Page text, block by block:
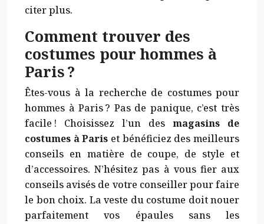
citer plus.
Comment trouver des
costumes pour hommes à
Paris ?
Êtes-vous à la recherche de costumes pour
hommes à Paris ? Pas de panique, c’est très
facile ! Choisissez l’un des magasins de
costumes à Paris et bénéficiez des meilleurs
conseils en matière de coupe, de style et
d’accessoires. N’hésitez pas à vous fier aux
conseils avisés de votre conseiller pour faire
le bon choix. La veste du costume doit nouer
parfaitement vos épaules sans les